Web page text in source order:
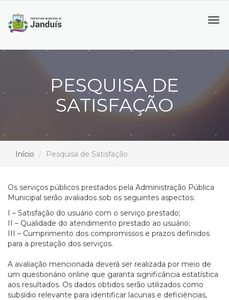
PESQUISA DE
SATISFAÇÃO
Início Pesquisa de Satisfação
Os serviços públicos prestados pela Administração Pública
Municipal serão avaliados sob os seguintes aspectos:
I – Satisfação do usuário com o serviço prestado;
II – Qualidade do atendimento prestado ao usuário;
III – Cumprimento dos compromissos e prazos definidos
para a prestação dos serviços.
A avaliação mencionada deverá ser realizada por meio de
um questionário online que garanta significância estatística
aos resultados. Os dados obtidos serão utilizados como
subsídio relevante para identificar lacunas e deficiências,